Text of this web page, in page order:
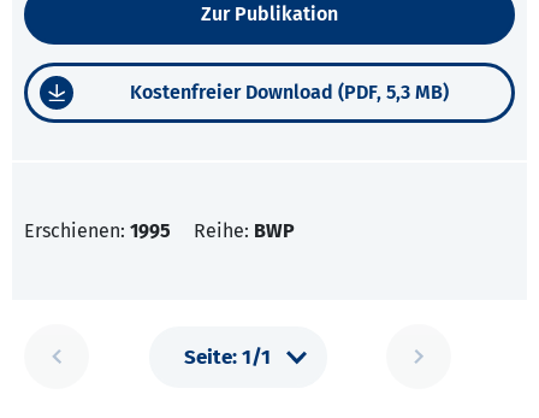
Zur Publikation
Kostenfreier Download (PDF, 5,3 MB)
Erschienen: 1995 Reihe: BWP